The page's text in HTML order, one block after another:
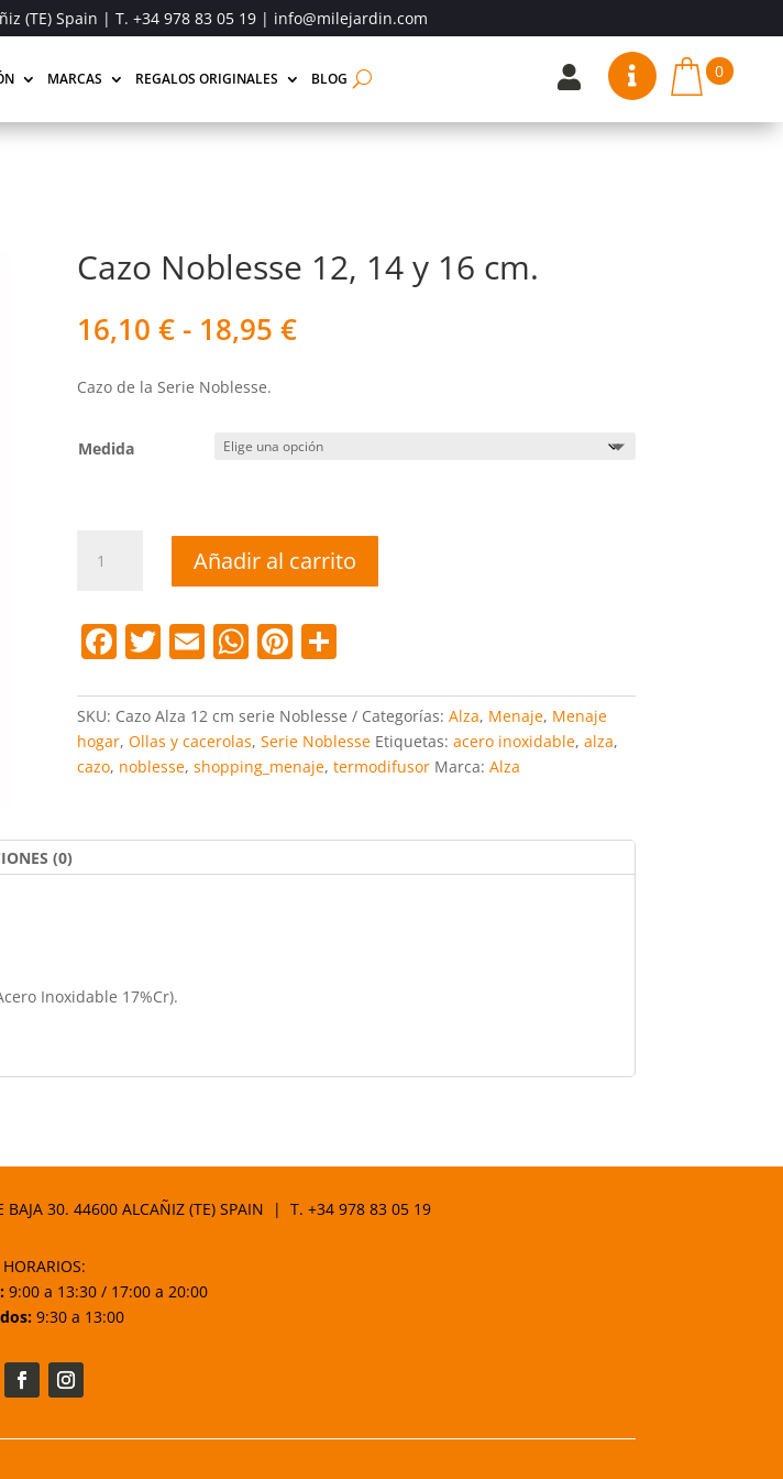
(TE) Spain | T. +34 978 83 05 19| info@milejardin.com
MARCAS REGALOS ORIGINALES BLOG   0
Cazo Noblesse 12, 14 y 16 cm.
16,10 € - 18,95 €Rango
de
hasta
Cazo de la Serie Noblesse.
Medida
Noblesse
cm.
cantidad
Añadir al carrito
F
c
e
b
o
k
T
itt
er
E
ai
l
W
at
s
A
p
Pi
er
e
st
C
m
p
ar
SKU: Cazo Alza 12 cm serie Noblesse Categorías: Alza, Menaje, Menaje
hogar, Ollas y cacerolas, Serie Noblesse Etiquetas: acero inoxidable, alza,
cazo, noblesse, shopping_menaje, termodifusor Marca: Alza
(0)
Inoxidable 17%Cr).
30. 44600 ALCAÑIZ (TE) SPAIN | T. +34 978 83 05 19
HORARIOS:
9:00 a 13:30 / 17:00 a 20:00
9:30 a 13:00